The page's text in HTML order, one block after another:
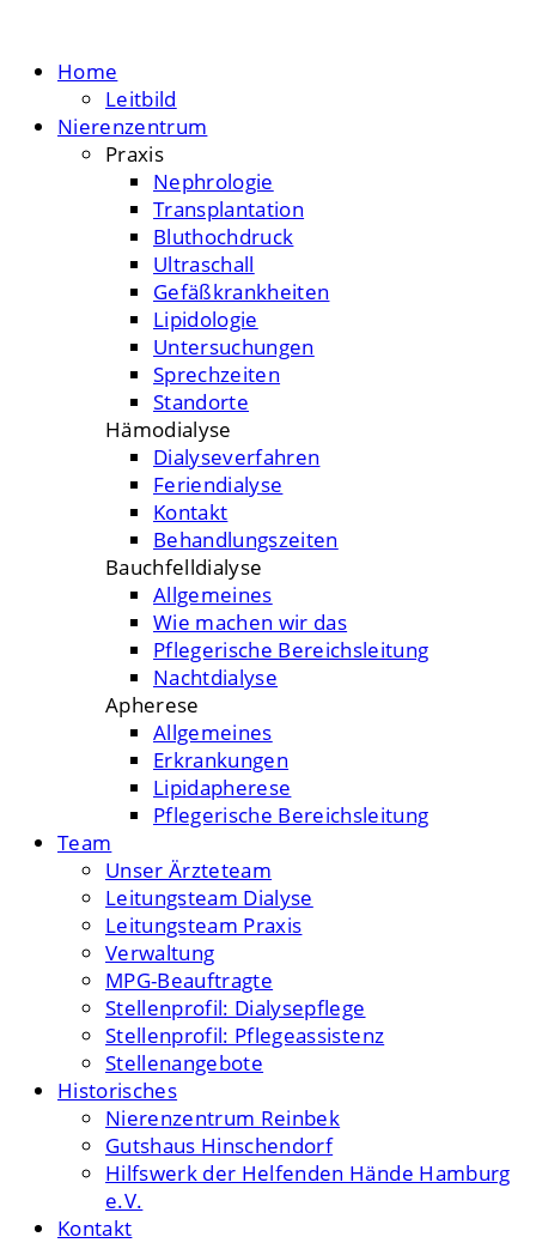
Home
Leitbild
Nierenzentrum
Praxis
Nephrologie
Transplantation
Bluthochdruck
Ultraschall
Gefäßkrankheiten
Lipidologie
Untersuchungen
Sprechzeiten
Standorte
Hämodialyse
Dialyseverfahren
Feriendialyse
Kontakt
Behandlungszeiten
Bauchfelldialyse
Allgemeines
Wie machen wir das
Pflegerische Bereichsleitung
Nachtdialyse
Apherese
Allgemeines
Erkrankungen
Lipidapherese
Pflegerische Bereichsleitung
Team
Unser Ärzteteam
Leitungsteam Dialyse
Leitungsteam Praxis
Verwaltung
MPG-Beauftragte
Stellenprofil: Dialysepflege
Stellenprofil: Pflegeassistenz
Stellenangebote
Historisches
Nierenzentrum Reinbek
Gutshaus Hinschendorf
Hilfswerk der Helfenden Hände Hamburg
e.V.
Kontakt